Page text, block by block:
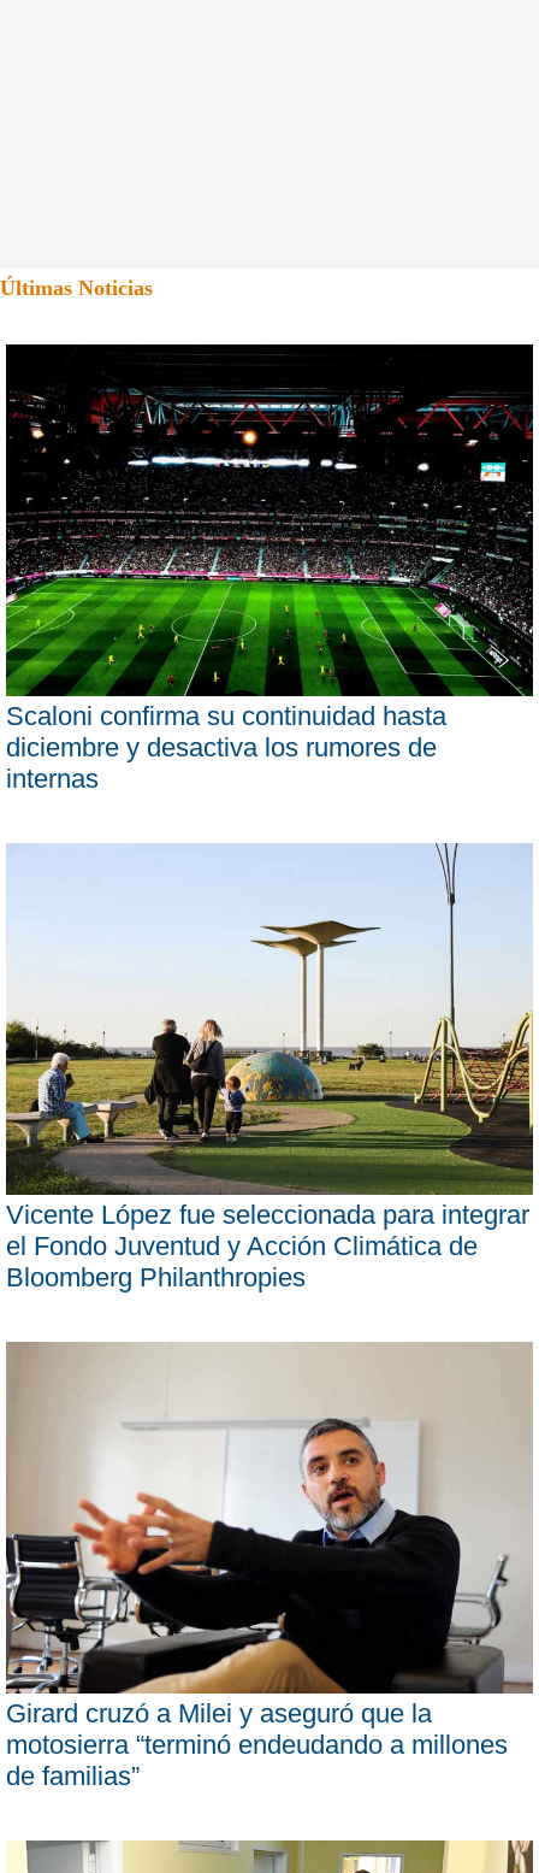
Últimas Noticias
Scaloni confirma su continuidad hasta
diciembre y desactiva los rumores de
internas
Vicente López fue seleccionada para integrar
el Fondo Juventud y Acción Climática de
Bloomberg Philanthropies
Girard cruzó a Milei y aseguró que la
motosierra “terminó endeudando a millones
de familias”